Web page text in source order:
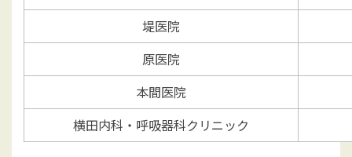
堤医院
原医院
本間医院
横田内科・呼吸器科クリニック